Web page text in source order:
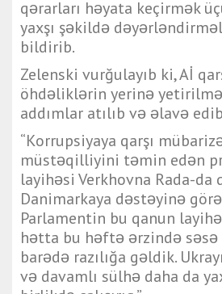
qərarları həyata keçirmək
yaxşı şəkildə
bildirib.
Zelenski vurğulayıb ki, Aİ
öhdəliklərin yerinə
addımlar atılıb və əlavə
“Korrupsiyaya qarşı
müstəqilliyini təmin edən
layihəsi Verkhovna Rada-da
Danimarkaya dəstəyinə
Parlamentin bu qanun
hətta bu həftə ərzində səsə
barədə razılığa gəldik.
və davamlı sülhə daha da